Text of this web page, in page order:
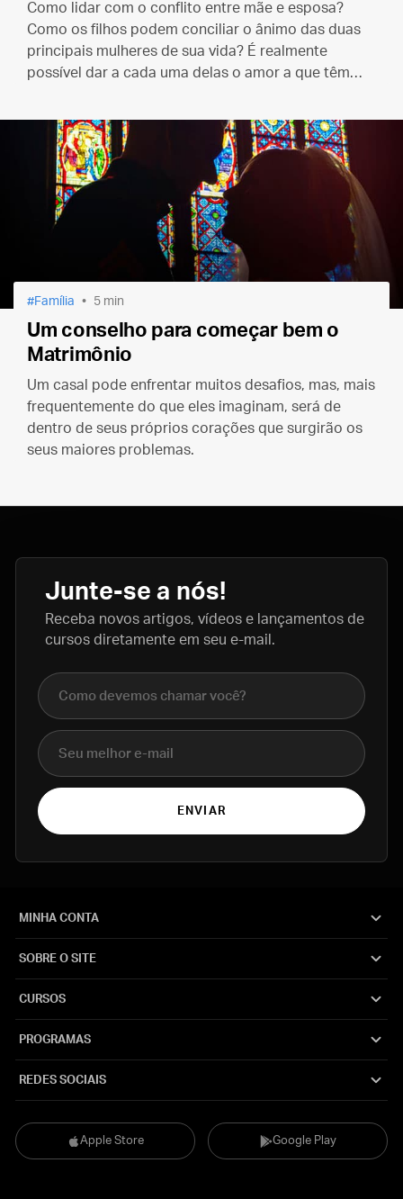
Como lidar com o conflito entre mãe e esposa?
Como os filhos podem conciliar o ânimo das duas
principais mulheres de sua vida? É realmente
possível dar a cada uma delas o amor a que têm
Família 5 min
Um conselho para começar bem o
Matrimônio
Um casal pode enfrentar muitos desafios, mas, mais
frequentemente do que eles imaginam, será de
dentro de seus próprios corações que surgirão os
seus maiores problemas.
Junte-se a nós!
Receba novos artigos, vídeos e lançamentos de
cursos diretamente em seu e-mail.
Nome completo
E-mail
ENVIAR
Apple Store Google Play
MINHA CONTA
SOBRE O SITE
CURSOS
PROGRAMAS
REDES SOCIAIS